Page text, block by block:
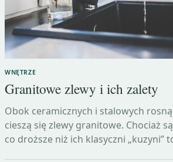
WNĘTRZE
Granitowe zlewy i ich zalety
Obok ceramicznych i stalowych
cieszą się zlewy granitowe. Chociaż
co droższe niż ich klasyczni „kuzyni”